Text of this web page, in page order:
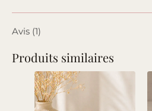
Avis (1)
Produits similaires